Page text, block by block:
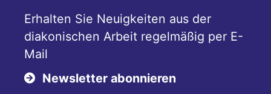
Erhalten Sie Neuigkeiten aus der
diakonischen Arbeit regelmäßig per E-
Mail
Newsletter abonnieren